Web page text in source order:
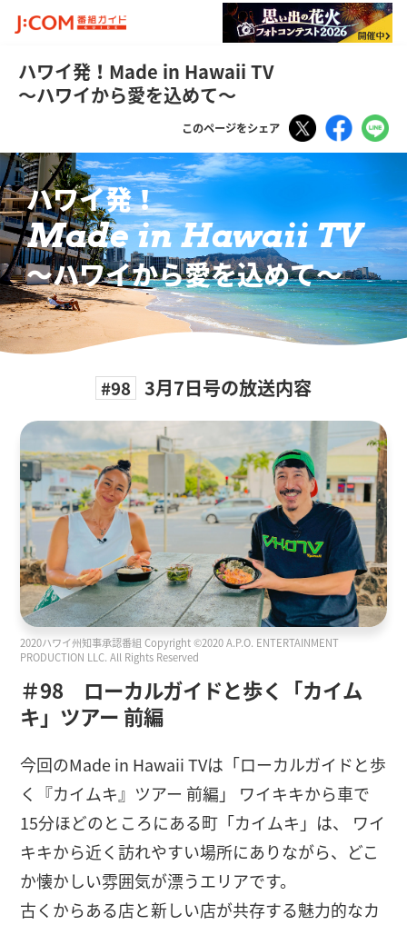
ハワイ発！Made in Hawaii TV
～ハワイから愛を込めて～
このページをシェア Tweet
ハワイ発！
Made in Hawaii TV
〜ハワイから愛を込めて〜
#98 3月7日号の放送内容
2020ハワイ州知事承認番組 Copyright ©2020 A.P.O. ENTERTAINMENT
PRODUCTION LLC. All Rights Reserved
＃98 ローカルガイドと歩く「カイム
キ」ツアー 前編
今回のMade in Hawaii TVは「ローカルガイドと歩
く『カイムキ』ツアー 前編」 ワイキキから車で
15分ほどのところにある町「カイムキ」は、 ワイ
キキから近く訪れやすい場所にありながら、どこ
か懐かしい雰囲気が漂うエリアです。
古くからある店と新しい店が共存する魅力的なカ